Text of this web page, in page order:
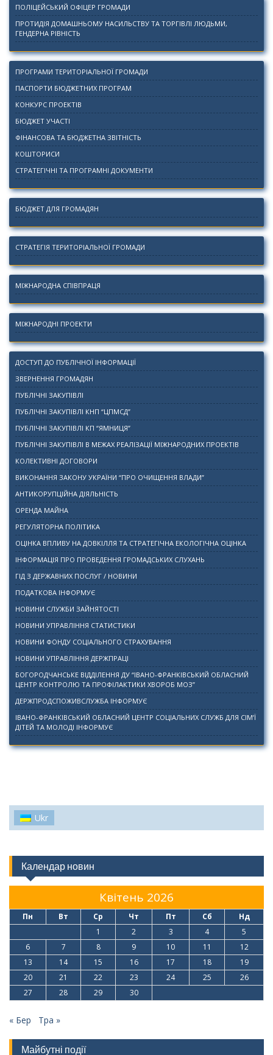
ПОЛІЦЕЙСЬКИЙ ОФІЦЕР ГРОМАДИ
ПРОТИДІЯ ДОМАШНЬОМУ НАСИЛЬСТВУ ТА ТОРГІВЛІ ЛЮДЬМИ,
ГЕНДЕРНА РІВНІСТЬ
ПРОГРАМИ ТЕРИТОРІАЛЬНОЇ ГРОМАДИ
ПАСПОРТИ БЮДЖЕТНИХ ПРОГРАМ
КОНКУРС ПРОЕКТІВ
БЮДЖЕТ УЧАСТІ
ФІНАНСОВА ТА БЮДЖЕТНА ЗВІТНІСТЬ
КОШТОРИСИ
СТРАТЕГІЧНІ ТА ПРОГРАМНІ ДОКУМЕНТИ
БЮДЖЕТ ДЛЯ ГРОМАДЯН
СТРАТЕГІЯ ТЕРИТОРІАЛЬНОЇ ГРОМАДИ
МІЖНАРОДНА СПІВПРАЦЯ
МІЖНАРОДНІ ПРОЕКТИ
ДОСТУП ДО ПУБЛІЧНОЇ ІНФОРМАЦІЇ
ЗВЕРНЕННЯ ГРОМАДЯН
ПУБЛІЧНІ ЗАКУПІВЛІ
ПУБЛІЧНІ ЗАКУПІВЛІ КНП “ЦПМСД”
ПУБЛІЧНІ ЗАКУПІВЛІ КП “ЯМНИЦЯ”
ПУБЛІЧНІ ЗАКУПІВЛІ В МЕЖАХ РЕАЛІЗАЦІЇ МІЖНАРОДНИХ ПРОЕКТІВ
КОЛЕКТИВНІ ДОГОВОРИ
ВИКОНАННЯ ЗАКОНУ УКРАЇНИ “ПРО ОЧИЩЕННЯ ВЛАДИ”
АНТИКОРУПЦІЙНА ДІЯЛЬНІСТЬ
ОРЕНДА МАЙНА
РЕГУЛЯТОРНА ПОЛІТИКА
ОЦІНКА ВПЛИВУ НА ДОВКІЛЛЯ ТА СТРАТЕГІЧНА ЕКОЛОГІЧНА ОЦІНКА
ІНФОРМАЦІЯ ПРО ПРОВЕДЕННЯ ГРОМАДСЬКИХ СЛУХАНЬ
ГІД З ДЕРЖАВНИХ ПОСЛУГ / НОВИНИ
ПОДАТКОВА ІНФОРМУЄ
НОВИНИ СЛУЖБИ ЗАЙНЯТОСТІ
НОВИНИ УПРАВЛІННЯ СТАТИСТИКИ
НОВИНИ ФОНДУ СОЦІАЛЬНОГО СТРАХУВАННЯ
НОВИНИ УПРАВЛІННЯ ДЕРЖПРАЦІ
БОГОРОДЧАНСЬКЕ ВІДДІЛЕННЯ ДУ “ІВАНО-ФРАНКІВСЬКИЙ ОБЛАСНИЙ
ЦЕНТР КОНТРОЛЮ ТА ПРОФІЛАКТИКИ ХВОРОБ МОЗ”
ДЕРЖПРОДСПОЖИВСЛУЖБА ІНФОРМУЄ
ІВАНО-ФРАНКІВСЬКИЙ ОБЛАСНИЙ ЦЕНТР СОЦІАЛЬНИХ СЛУЖБ ДЛЯ СІМ’Ї
ДІТЕЙ ТА МОЛОДІ ІНФОРМУЄ
Ukr
Календар новин
Квітень 2026
Пн Вт Ср Чт Пт Сб
Нд
1
2 3 4
5
6
7 8 9 10 11
12
13
14 15 16 17 18
19
20
21 22 23 24 25
26
27
28 29 30
« Бер Тра »
Майбутні події